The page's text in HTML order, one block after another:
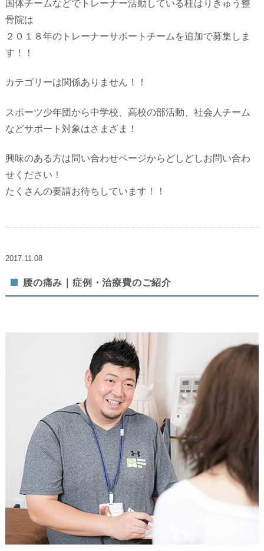
国体チームなどでトレーナー活動している桂はりきゅう整
骨院は
２０１８年のトレーナーサポートチームを追加で募集しま
す！！
カテゴリーは関係ありません！！
スポーツ少年団から中学校、高校の部活動、社会人チーム
などサポート対象はさまざま！
興味のある方は問い合わせページからどしどしお問い合わ
せください！
たくさんの要請お待ちしています！！
2017.11.08
腰の痛み｜症例・治療費のご紹介